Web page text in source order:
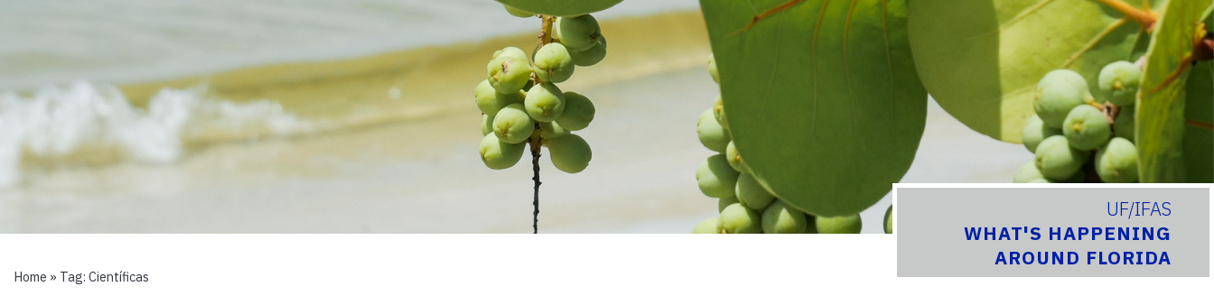
UF/IFAS
WHAT'S HAPPENING
AROUND FLORIDA
Home » Tag: Científicas